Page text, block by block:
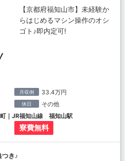
【京都府福知山市】未経験か
らはじめるマシン操作のオシ
ゴト♪即内定可!
月収例 33.4万円
休日 その他
｜JR福知山線 福知山駅
寮費無料
き♪